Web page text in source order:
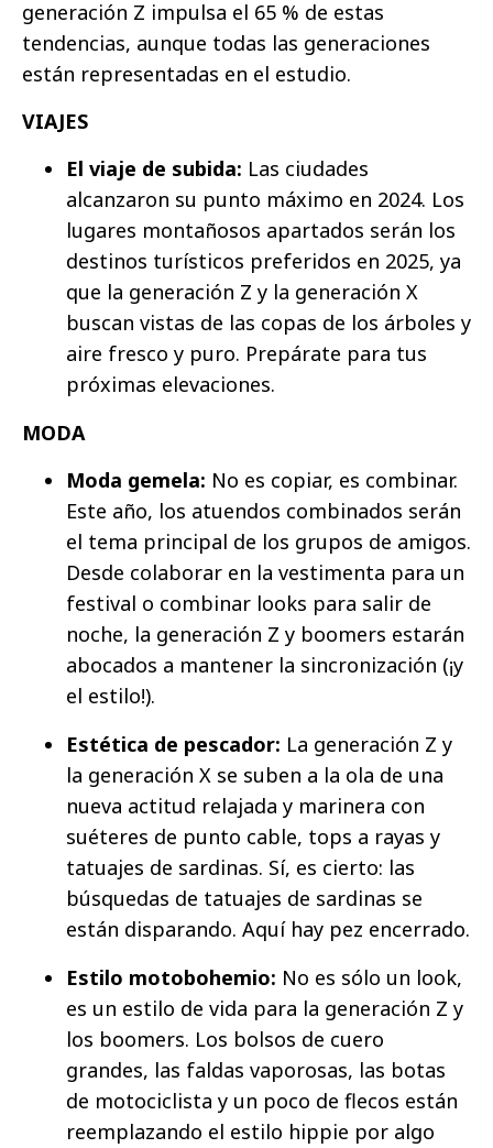
generación Z impulsa el 65 % de estas
tendencias, aunque todas las generaciones
están representadas en el estudio.
VIAJES
El viaje de subida: Las ciudades
alcanzaron su punto máximo en 2024. Los
lugares montañosos apartados serán los
destinos turísticos preferidos en 2025, ya
que la generación Z y la generación X
buscan vistas de las copas de los árboles y
aire fresco y puro. Prepárate para tus
próximas elevaciones.
MODA
Moda gemela: No es copiar, es combinar.
Este año, los atuendos combinados serán
el tema principal de los grupos de amigos.
Desde colaborar en la vestimenta para un
festival o combinar looks para salir de
noche, la generación Z y boomers estarán
abocados a mantener la sincronización (¡y
el estilo!).
Estética de pescador: La generación Z y
la generación X se suben a la ola de una
nueva actitud relajada y marinera con
suéteres de punto cable, tops a rayas y
tatuajes de sardinas. Sí, es cierto: las
búsquedas de tatuajes de sardinas se
están disparando. Aquí hay pez encerrado.
Estilo motobohemio: No es sólo un look,
es un estilo de vida para la generación Z y
los boomers. Los bolsos de cuero
grandes, las faldas vaporosas, las botas
de motociclista y un poco de flecos están
reemplazando el estilo hippie por algo